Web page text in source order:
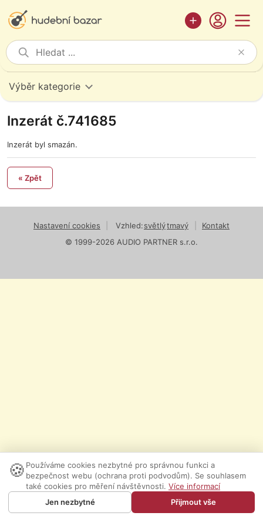
Výběr kategorie
Inzerát č.741685
Inzerát byl smazán.
« Zpět
Nastavení cookies Vzhled:světlýtmavý
Kontakt
© 1999-2026 AUDIO PARTNER s.r.o.
🍪 Používáme cookies nezbytné pro správnou funkci a
bezpečnost webu (ochrana proti podvodům). Se souhlasem
také cookies pro měření návštěvnosti. Více informací
Jen nezbytné
Přijmout vše